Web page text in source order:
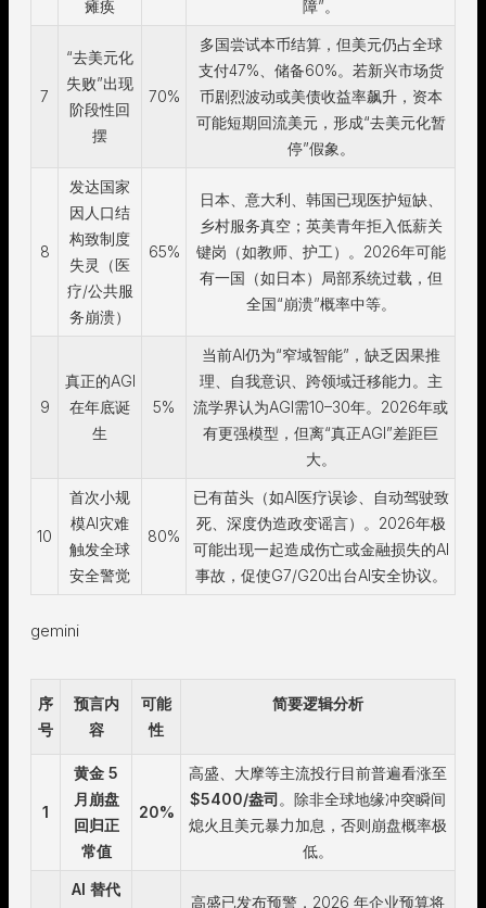
瘫痪
障”。
7
“去美元化
失败”出现
阶段性回
摆
70%
多国尝试本币结算，但美元仍占全球
支付47%、储备60%。若新兴市场货
币剧烈波动或美债收益率飙升，资本
可能短期回流美元，形成“去美元化暂
停”假象。
8
发达国家
因人口结
构致制度
失灵（医
疗/公共服
务崩溃）
65%
日本、意大利、韩国已现医护短缺、
乡村服务真空；英美青年拒入低薪关
键岗（如教师、护工）。2026年可能
有一国（如日本）局部系统过载，但
全国“崩溃”概率中等。
9
真正的AGI
在年底诞
生
5%
当前AI仍为“窄域智能”，缺乏因果推
理、自我意识、跨领域迁移能力。主
流学界认为AGI需10–30年。2026年或
有更强模型，但离“真正AGI”差距巨
大。
10
首次小规
模AI灾难
触发全球
安全警觉
80%
已有苗头（如AI医疗误诊、自动驾驶致
死、深度伪造政变谣言）。2026年极
可能出现一起造成伤亡或金融损失的AI
事故，促使G7/G20出台AI安全协议。
gemini
序
号
预言内
容
可能
性
简要逻辑分析
1
黄金 5
月崩盘
回归正
常值
20%
高盛、大摩等主流投行目前普遍看涨至
$5400/盎司 。除非全球地缘冲突瞬间
熄火且美元暴力加息，否则崩盘概率极
低。
AI 替代
高盛已发布预警，2026 年企业预算将